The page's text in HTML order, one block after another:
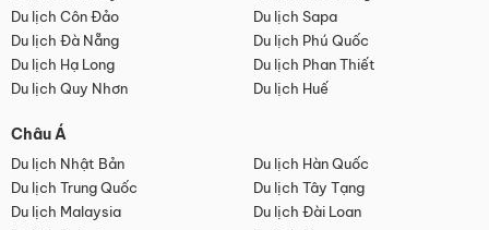
Du lịch Côn Đảo
Du lịch Sapa
Du lịch Đà Nẵng
Du lịch Phú Quốc
Du lịch Hạ Long
Du lịch Phan Thiết
Du lịch Quy Nhơn
Du lịch Huế
Châu Á
Du lịch Nhật Bản
Du lịch Hàn Quốc
Du lịch Trung Quốc
Du lịch Tây Tạng
Du lịch Malaysia
Du lịch Đài Loan